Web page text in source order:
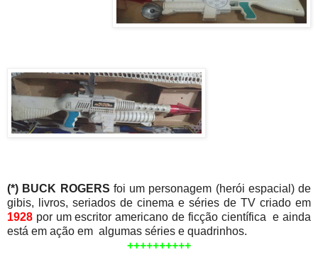
(*) BUCK ROGERS foi um personagem (herói espacial) de
gibis, livros, seriados de cinema e séries de TV criado em
1928 por um escritor americano de ficção científica e ainda
está em ação em algumas séries e quadrinhos.
++++++++++